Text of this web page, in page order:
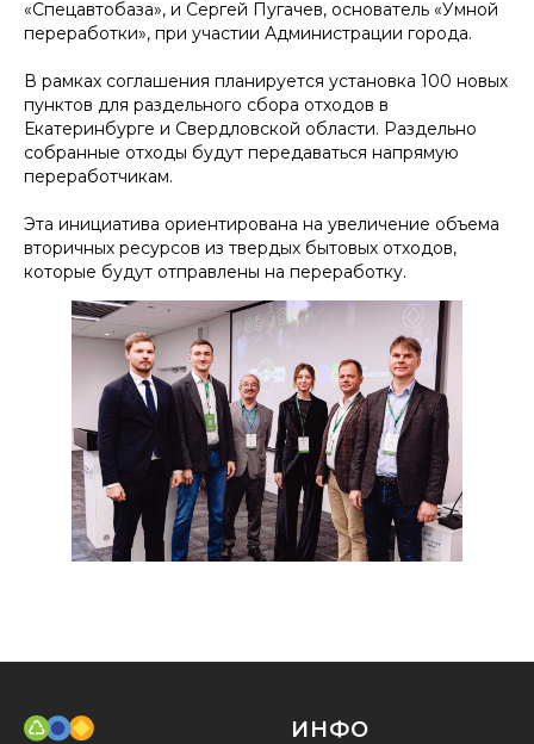
«Спецавтобаза», и Сергей Пугачев, основатель «Умной
переработки», при участии Администрации города.
В рамках соглашения планируется установка 100 новых
пунктов для раздельного сбора отходов в
Екатеринбурге и Свердловской области. Раздельно
собранные отходы будут передаваться напрямую
переработчикам.
Эта инициатива ориентирована на увеличение объема
вторичных ресурсов из твердых бытовых отходов,
которые будут отправлены на переработку.
ИНФО